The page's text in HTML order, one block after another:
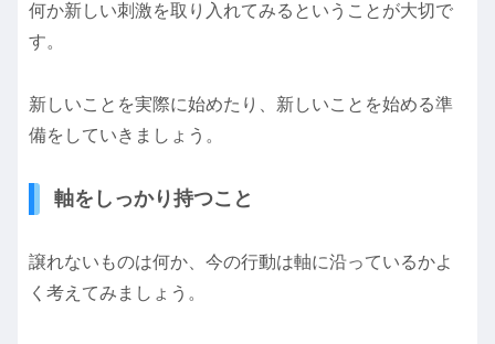
何か新しい刺激を取り入れてみるということが大切で
す。
新しいことを実際に始めたり、新しいことを始める準
備をしていきましょう。
軸をしっかり持つこと
譲れないものは何か、今の行動は軸に沿っているかよ
く考えてみましょう。